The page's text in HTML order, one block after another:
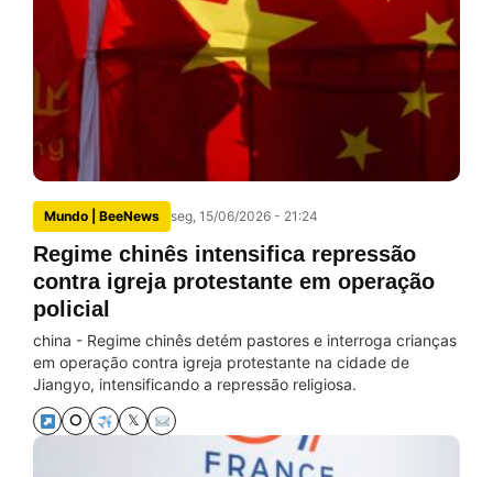
Mundo | BeeNews seg, 15/06/2026 - 21:24
Regime chinês intensifica repressão
contra igreja protestante em operação
policial
china - Regime chinês detém pastores e interroga crianças
em operação contra igreja protestante na cidade de
Jiangyo, intensificando a repressão religiosa.
⭘ 𝕏